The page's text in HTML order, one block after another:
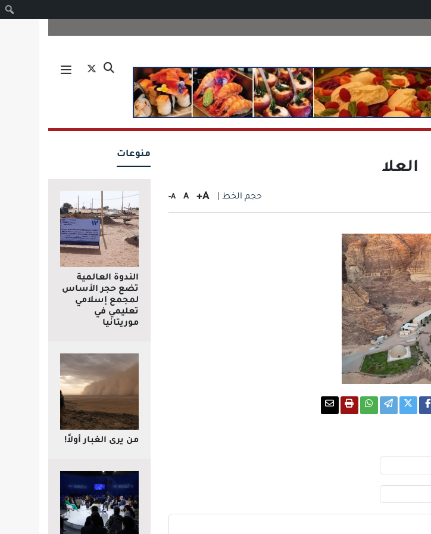
العلا
حجم الخط | A+
A
A-
منوعات
الندوة العالمية
تضع حجر الأساس
لمجمع إسلامي
تعليمي في
موريتانيا
من يرى الغبار أولاً!